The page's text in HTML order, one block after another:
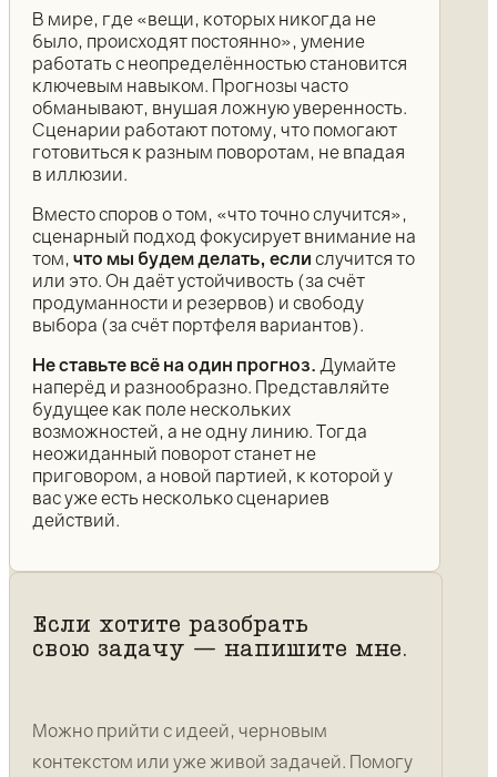
В мире, где «вещи, которых никогда не
было, происходят постоянно», умение
работать с неопределённостью становится
ключевым навыком. Прогнозы часто
обманывают, внушая ложную уверенность.
Сценарии работают потому, что помогают
готовиться к разным поворотам, не впадая
в иллюзии.
Вместо споров о том, «что точно случится»,
сценарный подход фокусирует внимание на
том, что мы будем делать, если случится то
или это. Он даёт устойчивость (за счёт
продуманности и резервов) и свободу
выбора (за счёт портфеля вариантов).
Не ставьте всё на один прогноз. Думайте
наперёд и разнообразно. Представляйте
будущее как поле нескольких
возможностей, а не одну линию. Тогда
неожиданный поворот станет не
приговором, а новой партией, к которой у
вас уже есть несколько сценариев
действий.
Если хотите разобрать
свою задачу — напишите мне.
Можно прийти с идеей, черновым
контекстом или уже живой задачей. Помогу